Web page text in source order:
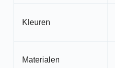
Kleuren
Materialen